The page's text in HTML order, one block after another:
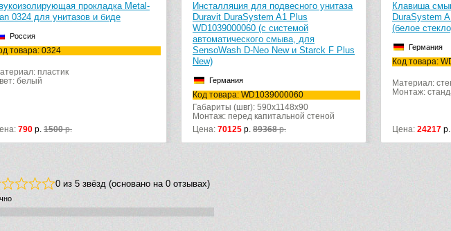
прокладка Metal-
0324 для унитазов и биде
Россия
товара: 0324
пластик
белый
790 р. 1500р.
Инсталляция для подвесного унитаза
Duravit DuraSystem A1 Plus
WD1039000060 (с системой
автоматического смыва, для
SensoWash D-Neo New и Starck F Plus
New)
Германия
Код товара: WD1039000060
Габариты (швг): 590x1148x90
Монтаж: перед капитальной стеной
Цена: 70125 р. 89368р.
Клавиша
DuraSystem
(белое
Германия
Код товара:
Материал:
Монтаж:
Цена: 24217 р.
0 из 5 звёзд (основано на 0 отзывах)